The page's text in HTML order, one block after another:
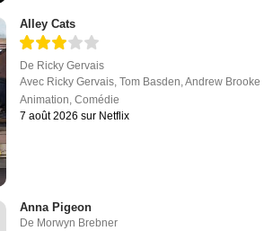
Alley Cats
De Ricky Gervais
Avec Ricky Gervais,Tom Basden,Andrew Brooke
Animation,Comédie
7 août 2026 sur Netflix
Anna Pigeon
De Morwyn Brebner